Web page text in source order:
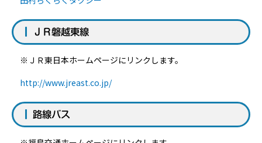
ＪＲ磐越東線
※ＪＲ東日本ホームページにリンクします。
http://www.jreast.co.jp/
路線バス